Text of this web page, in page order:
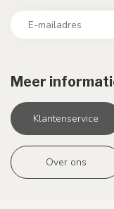
Meer
Klantenservice
Over ons